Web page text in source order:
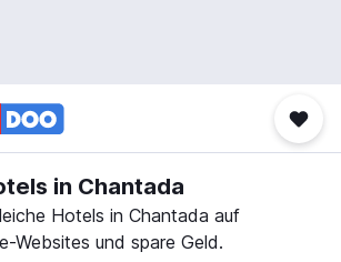
in Chantada
Hotels in Chantada auf
Websites und spare Geld.